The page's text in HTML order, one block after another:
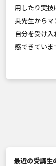
用したり実
央先生から
自分を受け
感できていま
最近の受講生